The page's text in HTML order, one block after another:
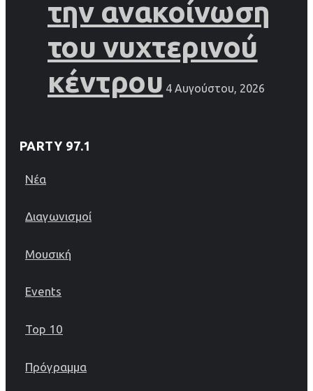
την ανακοίνωση
του νυχτερινού
κέντρου 4 Αυγούστου, 2026
PARTY 97.1
Νέα
Διαγωνισμοί
Μουσική
Events
Top 10
Πρόγραμμα